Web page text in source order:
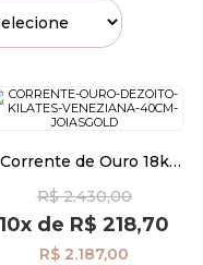
Corrente de Ouro 18k
50cm co04925
R$ 2.430,00
10x de R$ 218,70
R$ 2.187,00